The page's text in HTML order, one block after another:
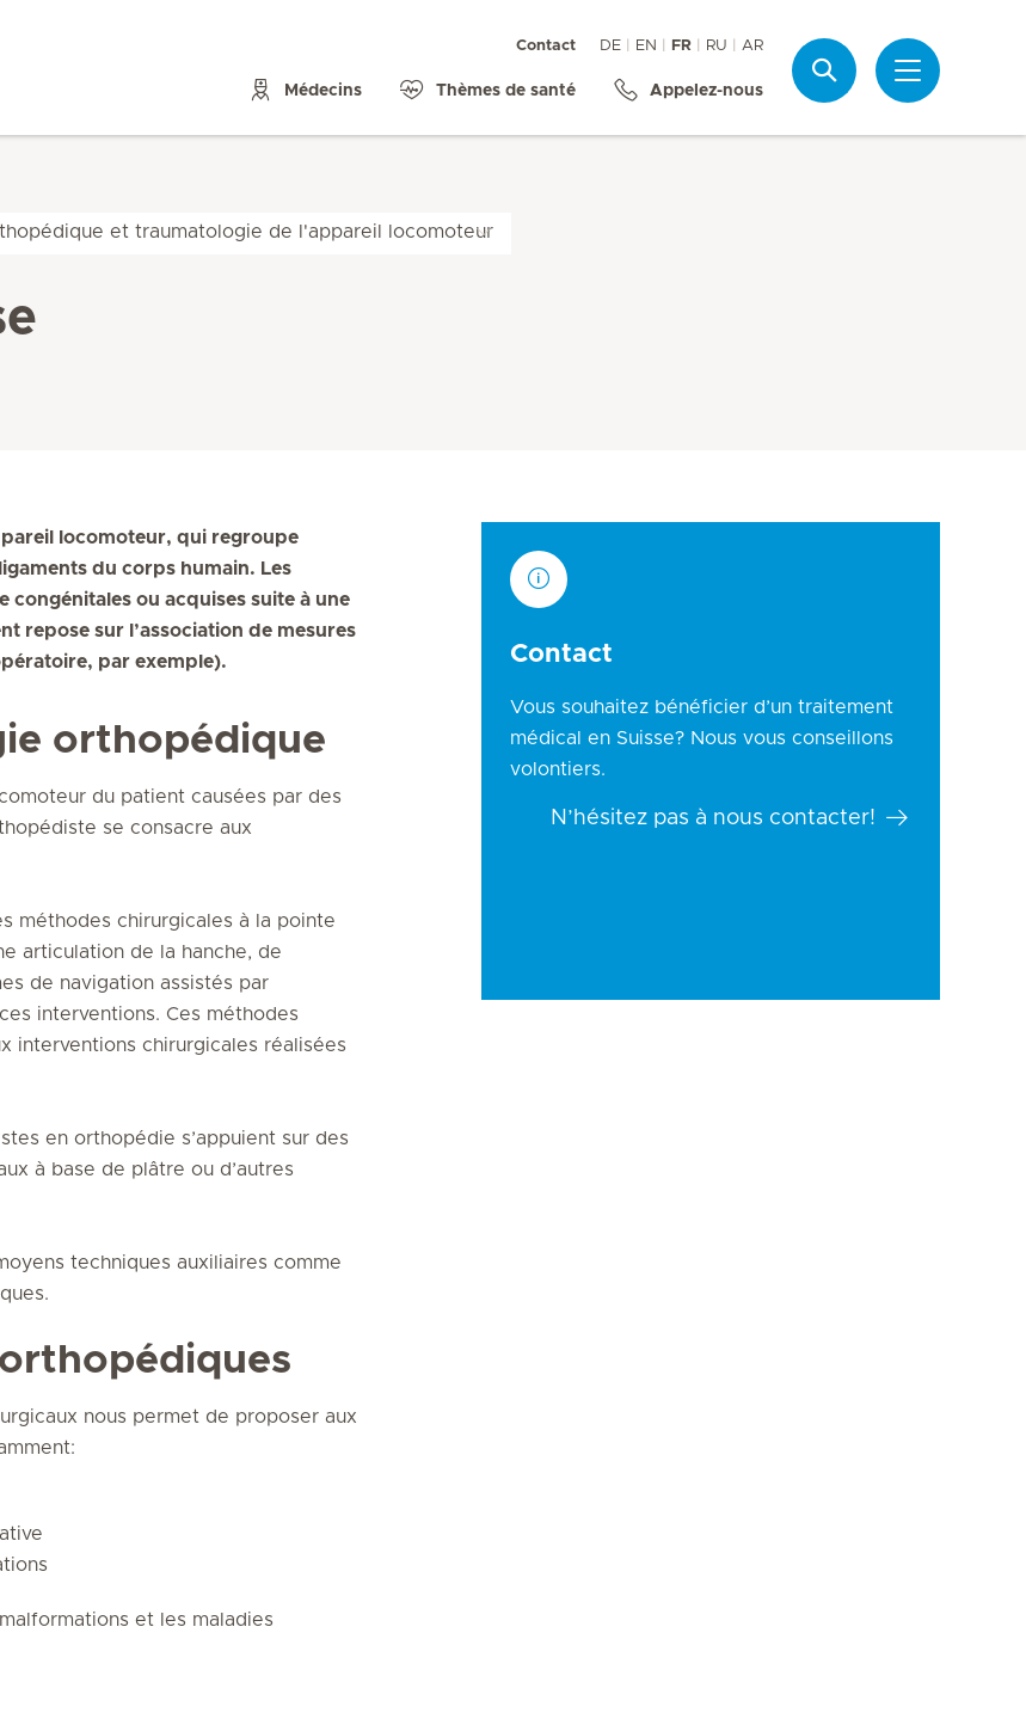
Contact DE EN FR RU AR
Médecins Thèmes de santé Appelez-nous
et traumatologie de l'appareil locomoteur
locomoteur, qui regroupe
du corps humain. Les
ou acquises suite à une
repose sur l’association de mesures
par exemple).
orthopédique
du patient causées par des
se consacre aux
méthodes chirurgicales à la pointe
articulation de la hanche, de
de navigation assistés par
interventions. Ces méthodes
interventions chirurgicales réalisées
en orthopédie s’appuient sur des
à base de plâtre ou d’autres
techniques auxiliaires comme
nous permet de proposer aux
et les maladies
Contact
Vous souhaitez bénéficier d’un traitement
médical en Suisse? Nous vous conseillons
volontiers.
N’hésitez pas à nous contacter!